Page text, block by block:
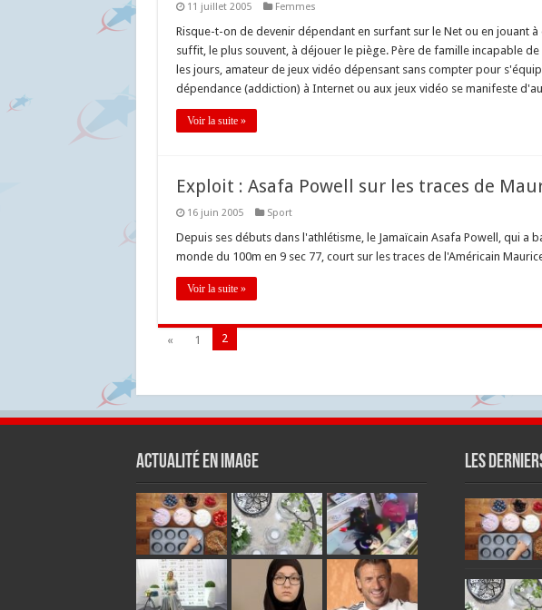
11 juillet 2005 Femmes
Risque-t-on de devenir dépendant en surfant sur le Net ou en jouant
suffit, le plus souvent, à déjouer le piège. Père de famille incapable
les jours, amateur de jeux vidéo dépensant sans compter pour
dépendance (addiction) à Internet ou aux jeux vidéo se manifeste
Voir la suite »
Exploit : Asafa Powell sur les traces de
16 juin 2005 Sport
Depuis ses débuts dans l'athlétisme, le Jamaïcain Asafa Powell, qui a
monde du 100m en 9 sec 77, court sur les traces de l'Américain
Voir la suite »
« 1 2
Actualité en Image Les